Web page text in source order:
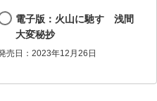
電子版：火山に馳す 浅間
大変秘抄
売日：2023年12月26日